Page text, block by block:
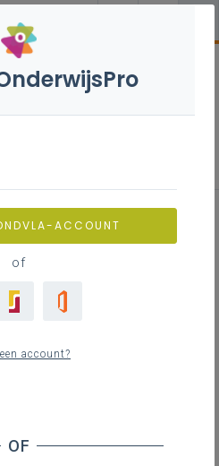
ACCOUNT
of
account?